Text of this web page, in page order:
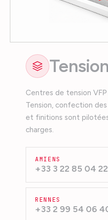
Centres de tension
Tension, confection
et finitions sont
charges.
AMIENS
+33 3 22 85 04 22
RENNES
+33 2 99 54 06